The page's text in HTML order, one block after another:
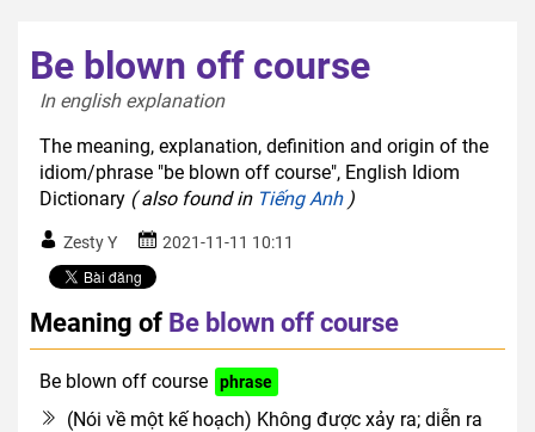
Be blown off course
In english explanation
The meaning, explanation, definition and origin of the
idiom/phrase "be blown off course", English Idiom
Dictionary ( also found in Tiếng Anh)
Zesty Y 2021-11-11 10:11
Meaning of Be blown off course
Be blown off course phrase
(Nói về một kế hoạch) Không được xảy ra; diễn ra